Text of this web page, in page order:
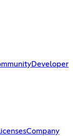
Developer
Company